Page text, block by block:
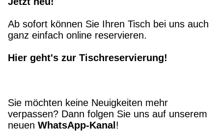
Ab sofort können Sie Ihren Tisch bei uns auch
ganz einfach online reservieren.
Hier geht's zur Tischreservierung!
Sie möchten keine Neuigkeiten mehr
verpassen? Dann folgen Sie uns auf unserem
neuen WhatsApp-Kanal !